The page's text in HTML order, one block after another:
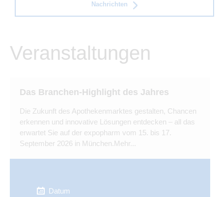
Nachrichten
Veranstaltungen
Das Branchen-Highlight des Jahres
Die Zukunft des Apothekenmarktes gestalten, Chancen
erkennen und innovative Lösungen entdecken – all das
erwartet Sie auf der expopharm vom 15. bis 17.
September 2026 in München.Mehr...
Datum